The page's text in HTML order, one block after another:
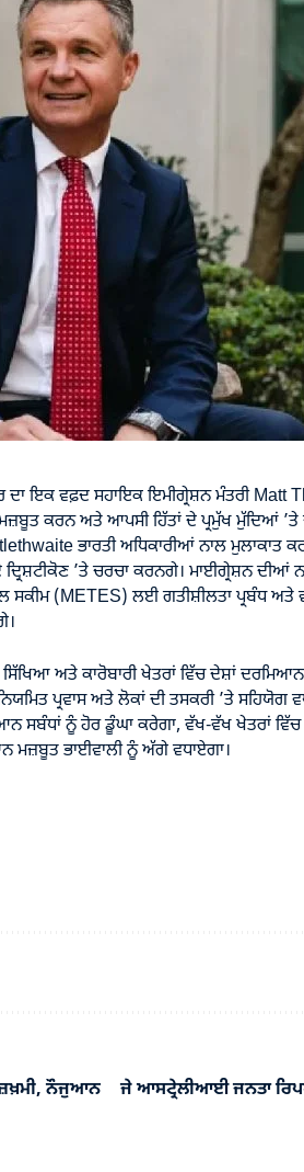
ਇਕ ਵਫ਼ਦ ਸਹਾਇਕ ਇਮੀਗ੍ਰੇਸ਼ਨ ਮੰਤਰੀ Matt
ਕਰਨ ਅਤੇ ਆਪਸੀ ਹਿੱਤਾਂ ਦੇ ਪ੍ਰਮੁੱਖ ਮੁੱਦਿਆਂ
ਭਾਰਤੀ ਅਧਿਕਾਰੀਆਂ ਨਾਲ ਮੁਲਾਕਾਤ
’ਤੇ ਚਰਚਾ ਕਰਨਗੇ। ਮਾਈਗ੍ਰੇਸ਼ਨ ਦੀਆਂ
ਸਕੀਮ (METES) ਲਈ ਗਤੀਸ਼ੀਲਤਾ ਪ੍ਰਬੰਧ
ਅਤੇ ਕਾਰੋਬਾਰੀ ਖੇਤਰਾਂ ਵਿੱਚ ਦੇਸ਼ਾਂ
ਪ੍ਰਵਾਸ ਅਤੇ ਲੋਕਾਂ ਦੀ ਤਸਕਰੀ ’ਤੇ ਸਹਿਯੋਗ
ਸਬੰਧਾਂ ਨੂੰ ਹੋਰ ਡੂੰਘਾ ਕਰੇਗਾ, ਵੱਖ-ਵੱਖ ਖੇਤਰਾਂ
ਮਜ਼ਬੂਤ ਭਾਈਵਾਲੀ ਨੂੰ ਅੱਗੇ ਵਧਾਏਗਾ।
ਜ਼ਖ਼ਮੀ, ਨੌਜੁਆਨ
ਜੇ ਆਸਟ੍ਰੇਲੀਆਈ ਜਨਤਾ